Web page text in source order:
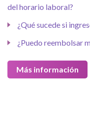
del horario laboral?
¿Qué sucede si
¿Puedo reembolsar
Más información